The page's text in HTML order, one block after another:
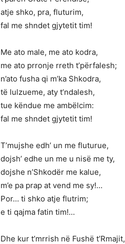
atje shko, pra, fluturim,
fal me shndet gjytetit tim!
Me ato male, me ato kodra,
me ato prronje rreth t’përfalesh;
n’ato fusha qi m’ka Shkodra,
të lulzueme, aty t’ndalesh,
tue këndue me ambëlcim:
fal me shndet gjytetit tim!
T’mujshe edh’ un me fluturue,
dojsh’ edhe un me u nisë me ty,
dojshe n’Shkodër me kalue,
m’e pa prap at vend me sy!…
Por… ti shko atje flutrim;
e ti qajma fatin tim!…
Dhe kur t’mrrish në Fushë t’Rmajit,